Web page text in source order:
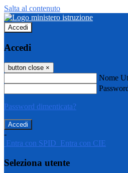
Salta al contenuto
Accedi
Accedi
button close ×
Nome
Password dimenticata?
-
Entra con SPID Entra con CIE
Seleziona utente